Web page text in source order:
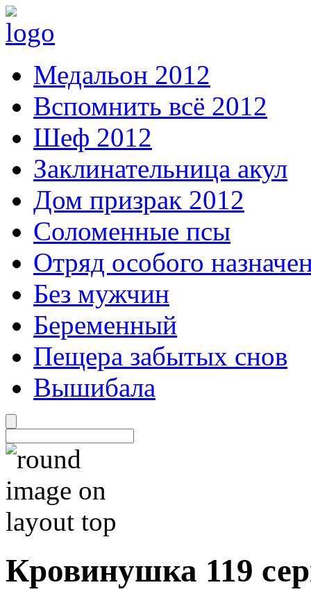
Медальон 2012
Вспомнить всё 2012
Шеф 2012
Заклинательница акул
Дом призрак 2012
Соломенные псы
Отряд особого
Без мужчин
Беременный
Пещера забытых снов
Вышибала
Кровинушка 119